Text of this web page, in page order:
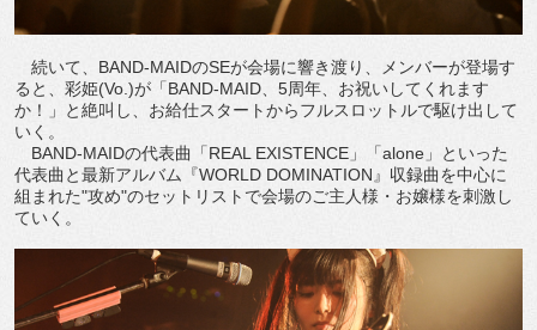
続いて、BAND-MAIDのSEが会場に響き渡り、メンバーが登場す
ると、彩姫(Vo.)が「BAND-MAID、5周年、お祝いしてくれます
か！」と絶叫し、お給仕スタートからフルスロットルで駆け出して
いく。
BAND-MAIDの代表曲「REAL EXISTENCE」「alone」といった
代表曲と最新アルバム『WORLD DOMINATION』収録曲を中心に
組まれた"攻め"のセットリストで会場のご主人様・お嬢様を刺激し
ていく。